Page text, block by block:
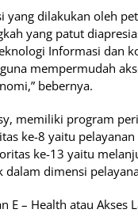
yang dilakukan oleh
yang patut
Informasi dan
mempermudah
bebernya.
memiliki program
ke-8 yaitu
ke-13 yaitu
dalam dimensi
E – Health atau Akses